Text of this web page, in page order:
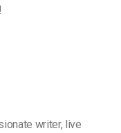
writer, live